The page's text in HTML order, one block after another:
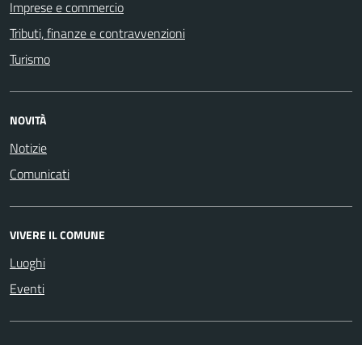
Imprese e commercio
Tributi, finanze e contravvenzioni
Turismo
NOVITÀ
Notizie
Comunicati
VIVERE IL COMUNE
Luoghi
Eventi